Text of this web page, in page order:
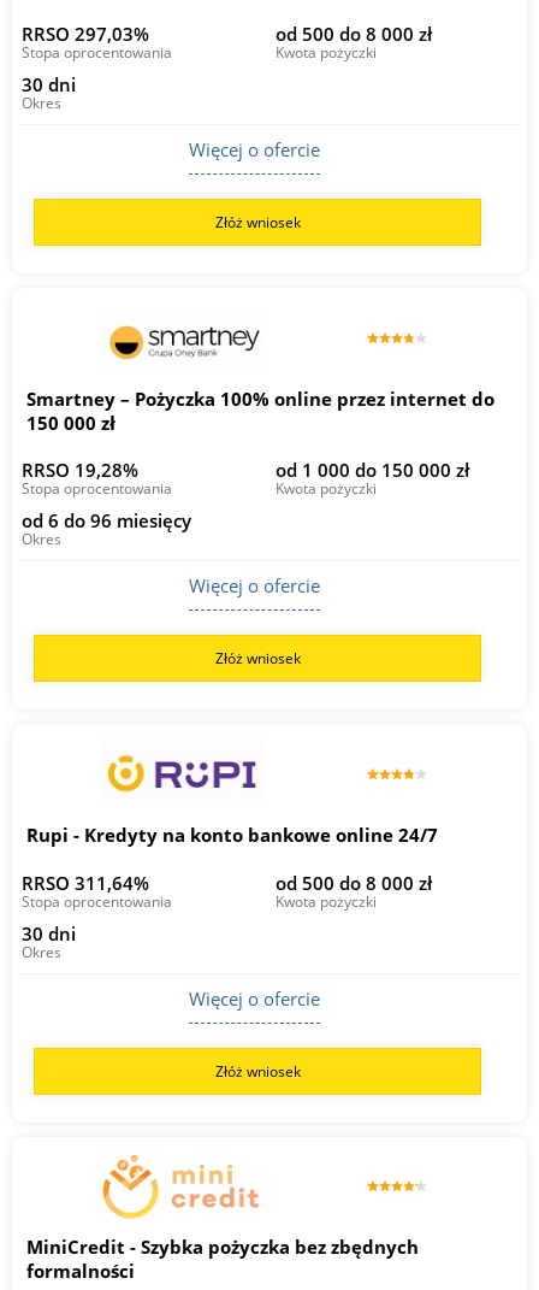
RRSO 297,03%
Stopa oprocentowania
od 500 do 8 000 zł
Kwota pożyczki
30 dni
Okres
Więcej o ofercie
Złóż wniosek
Smartney – Pożyczka 100% online przez internet do
150 000 zł
RRSO 19,28%
Stopa oprocentowania
od 1 000 do 150 000 zł
Kwota pożyczki
od 6 do 96 miesięcy
Okres
Więcej o ofercie
Złóż wniosek
Rupi - Kredyty na konto bankowe online 24/7
RRSO 311,64%
Stopa oprocentowania
od 500 do 8 000 zł
Kwota pożyczki
30 dni
Okres
Więcej o ofercie
Złóż wniosek
MiniCredit - Szybka pożyczka bez zbędnych
formalności